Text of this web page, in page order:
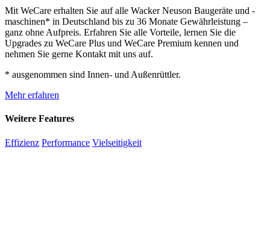
Mit WeCare erhalten Sie auf alle Wacker Neuson Baugeräte und -
maschinen* in Deutschland bis zu 36 Monate Gewährleistung –
ganz ohne Aufpreis. Erfahren Sie alle Vorteile, lernen Sie die
Upgrades zu WeCare Plus und WeCare Premium kennen und
nehmen Sie gerne Kontakt mit uns auf.
* ausgenommen sind Innen- und Außenrüttler.
Mehr erfahren
Weitere Features
Effizienz Performance Vielseitigkeit